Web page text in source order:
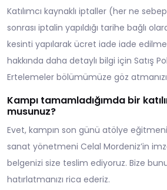
Katılımcı kaynaklı iptaller (her ne
sonrası iptalin yapıldığı tarihe bağlı
kesinti yapılarak ücret iade iade
hakkında daha detaylı bilgi için Satış
Ertelemeler bölümümüze göz
Kampı tamamladığımda bir
musunuz?
Evet, kampın son günü atölye
sanat yönetmeni Celal Mordeniz’in
belgenizi size teslim ediyoruz. Bize
hatırlatmanızı rica ederiz.